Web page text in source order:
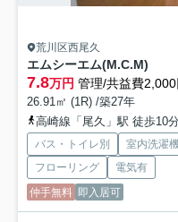
荒川区西尾久
エムシーエム(M.C.M)
7.8万円 管理/共益費2,000
26.91㎡ (1R) /築27年
高崎線「尾久」駅 徒歩10
バス・トイレ別 室内洗濯
フローリング
電気有
仲手無料 即入居可